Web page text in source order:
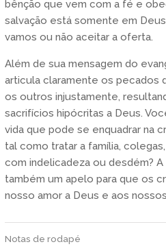
bênção que vem com a fé e
salvação está somente em
vamos ou não aceitar a oferta.
Além de sua mensagem do
articula claramente os pecados
os outros injustamente,
sacrifícios hipócritas a Deus.
vida que pode se enquadrar na
tal como tratar a família,
com indelicadeza ou desdém?
também um apelo para que os
nosso amor a Deus e aos
Notas de rodapé